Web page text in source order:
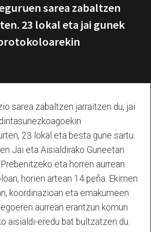
sarea zabaltzen
23 lokal eta jai gunek
sarea zabaltzen jarraitzen du, jai
23 lokal eta besta gune sartu
Jai eta Aisialdirako Guneetan
eta horren aurrean
horien artean 14 peña. Ekimen
koordinazioan eta emakumeen
aurrean erantzun komun
aisialdi-eredu bat bultzatzen du.